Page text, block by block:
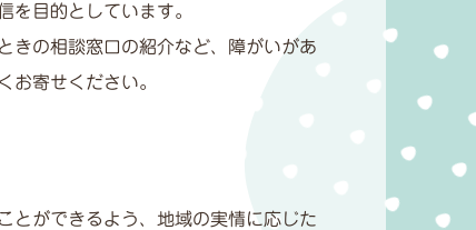
目的としています。
きの相談窓口の紹介など、障がいがあ
お寄せください。
とができるよう、地域の実情に応じた